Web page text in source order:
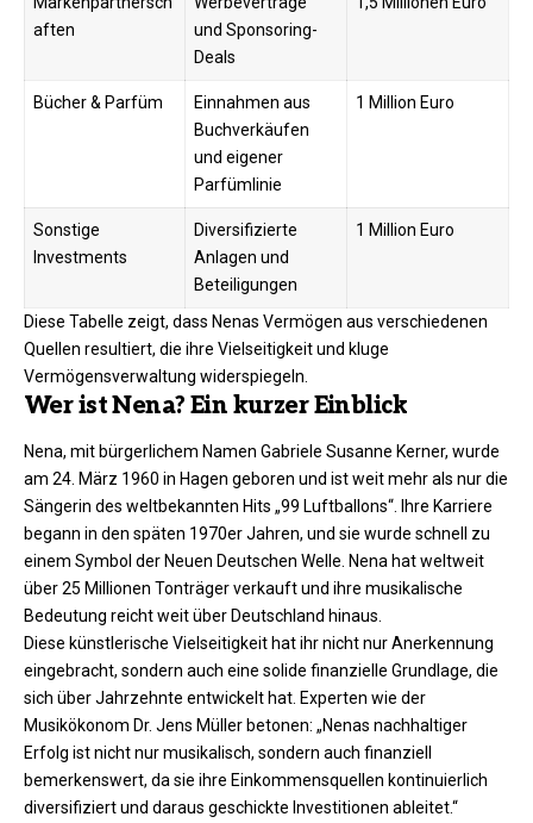
aften
und Sponsoring-
Deals
Bücher & Parfüm
Einnahmen aus
Buchverkäufen
und eigener
Parfümlinie
1 Million Euro
Sonstige
Investments
Diversifizierte
Anlagen und
Beteiligungen
1 Million Euro
Diese Tabelle zeigt, dass Nenas Vermögen aus verschiedenen
Quellen resultiert, die ihre Vielseitigkeit und kluge
Vermögensverwaltung widerspiegeln.
Wer ist Nena? Ein kurzer Einblick
Nena, mit bürgerlichem Namen Gabriele Susanne Kerner, wurde
am 24. März 1960 in Hagen geboren und ist weit mehr als nur die
Sängerin des weltbekannten Hits „99 Luftballons“. Ihre Karriere
begann in den späten 1970er Jahren, und sie wurde schnell zu
einem Symbol der Neuen Deutschen Welle. Nena hat weltweit
über 25 Millionen Tonträger verkauft und ihre musikalische
Bedeutung reicht weit über Deutschland hinaus.
Diese künstlerische Vielseitigkeit hat ihr nicht nur Anerkennung
eingebracht, sondern auch eine solide finanzielle Grundlage, die
sich über Jahrzehnte entwickelt hat. Experten wie der
Musikökonom Dr. Jens Müller betonen: „Nenas nachhaltiger
Erfolg ist nicht nur musikalisch, sondern auch finanziell
bemerkenswert, da sie ihre Einkommensquellen kontinuierlich
diversifiziert und daraus geschickte Investitionen ableitet.“